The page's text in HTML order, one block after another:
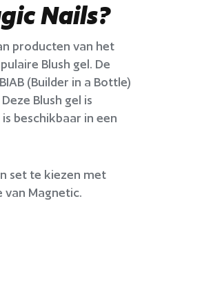
Nails?
producten van het
Blush gel. De
(Builder in a Bottle)
Blush gel is
beschikbaar in een
set te kiezen met
Magnetic.